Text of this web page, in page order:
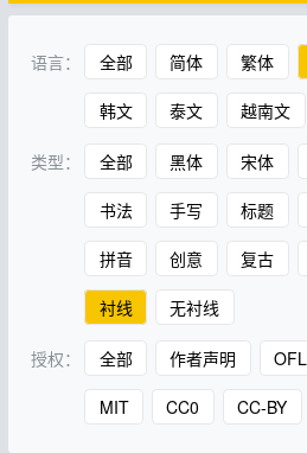
语言： 全部 简体 繁体
韩文 泰文 越南文
类型： 全部 黑体 宋体
书法 手写 标题
拼音 创意 复古
衬线 无衬线
授权： 全部 作者声明 OFL
MIT CC0 CC-BY